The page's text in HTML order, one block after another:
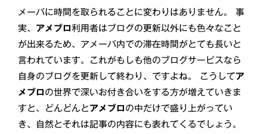
メーバに時間を取られることに変わりはありません。 事
実、 アメブロ利用者はブログの更新以外にも色々なこと
が出来るため、アメーバ内での滞在時間がとても長いと
言われています。これがもしも他のブログサービスなら
自身のブログを更新して終わり、ですよね。 こうしてア
メブロの世界で深いお付き合いをする方が増えていきま
すと、どんどんとアメブロの中だけで盛り上がってい
き、自然とそれは記事の内容にも表れてくるでしょう。